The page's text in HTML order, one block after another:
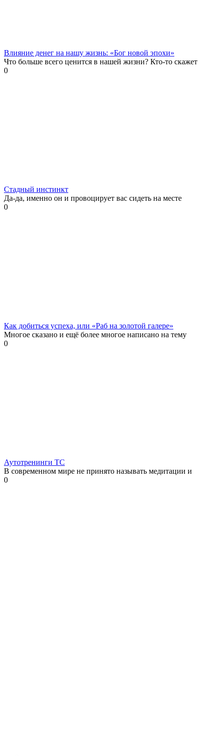
Влияние денег на нашу жизнь: «Бог новой эпохи»
Что больше всего ценится в нашей жизни? Кто-то скажет
0
Стадный инстинкт
Да-да, именно он и провоцирует вас сидеть на месте
0
Как добиться успеха, или «Раб на золотой галере»
Многое сказано и ещё более многое написано на тему
0
Аутотренинги ТС
В современном мире не принято называть медитации и
0